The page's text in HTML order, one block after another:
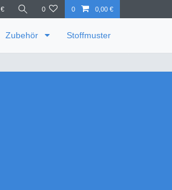
€ 0 0 0,00 €
Zubehör Stoffmuster